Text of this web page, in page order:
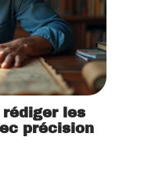
rédiger les
précision